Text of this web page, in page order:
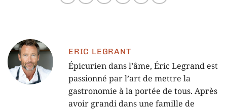
ERIC LEGRANT
Épicurien dans l’âme, Éric Legrand est
passionné par l’art de mettre la
gastronomie à la portée de tous. Après
avoir grandi dans une famille de